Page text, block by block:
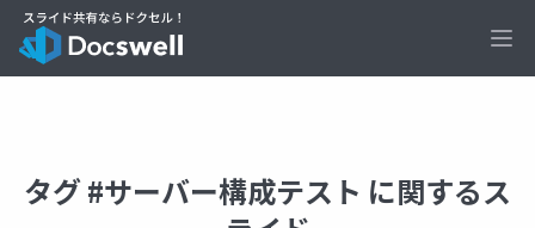
タグ #サーバー構成テスト に関するス